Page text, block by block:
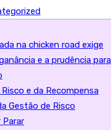
na chicken road exige
e a prudência para
e da Recompensa
Gestão de Risco
Parar